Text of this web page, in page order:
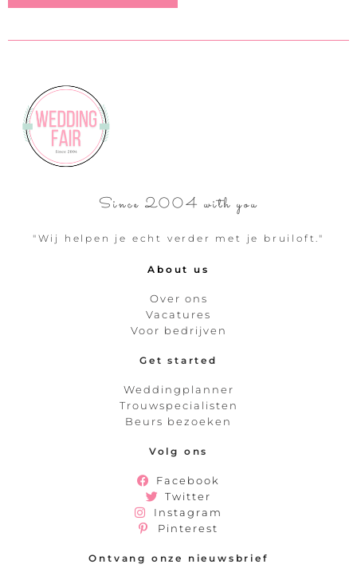
Since 2004 with you
"Wij helpen je echt verder met je bruiloft."
About us
Over ons
Vacatures
Voor bedrijven
Get started
Weddingplanner
Trouwspecialisten
Beurs bezoeken
Volg ons
Facebook
Twitter
Instagram
Pinterest
Ontvang onze nieuwsbrief